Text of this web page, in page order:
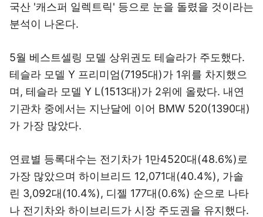
국산 '캐스퍼 일렉트릭' 등으로 눈을 돌렸을 것이라는
분석이 나온다.
5월 베스트셀링 모델 상위권도 테슬라가 주도했다.
테슬라 모델 Y 프리미엄(7195대)가 1위를 차지했으
며, 테슬라 모델 Y L(1513대)가 2위에 올랐다. 내연
기관차 중에서는 지난달에 이어 BMW 520(1390대)
가 가장 많았다.
연료별 등록대수는 전기차가 1만4520대(48.6%)로
가장 많았으며 하이브리드 12,071대(40.4%), 가솔
린 3,092대(10.4%), 디젤 177대(0.6%) 순으로 나타
나 전기차와 하이브리드가 시장 주도권을 유지했다.